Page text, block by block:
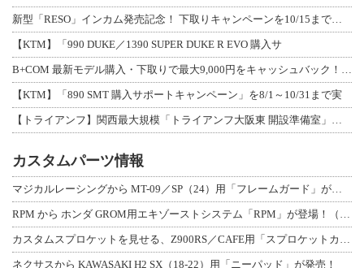
【KTM】「990 DUKE／1390 SUPER DUKE R EVO 購入サ
【KTM】「890 SMT 購入サポートキャンペーン」を8/1～10/31まで実
カスタムパーツ情報
ネクサスから KAWASAKI H2 SX（18-22）用「ニーパッド」が発売！